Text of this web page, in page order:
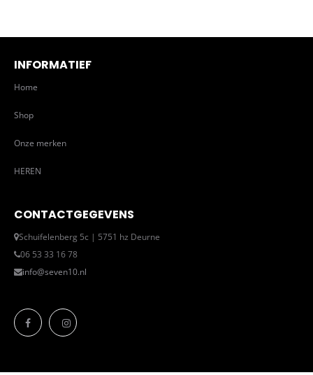
INFORMATIEF
Home
Shop
Onze merken
HEREN
CONTACTGEGEVENS
Schuifelenberg 5c | 5751 hz Deurne
06 53 33 16 78
info@seven10.nl